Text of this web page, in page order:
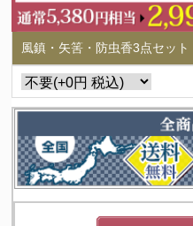
風鎮・矢筈・防虫香3点セット